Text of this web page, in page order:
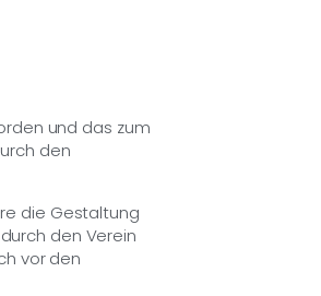
und das zum
den
die Gestaltung
den Verein
vor den